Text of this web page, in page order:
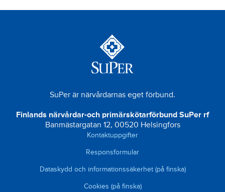
SuPer är närvårdarnas eget förbund.
Finlands närvårdar-och primärskötarförbund SuPer rf
Banmästargatan 12, 00520 Helsingfors
Kontaktuppgifter
Responsformular
Dataskydd och informationssäkerhet (på finska)
Cookies (på finska)